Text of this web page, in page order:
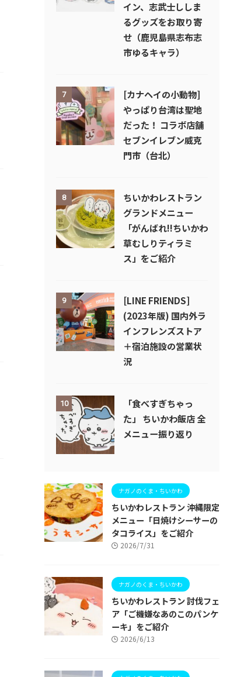
イン、志武士ししま
るグッズをお取り寄
せ（鹿児島県志布志
市ゆるキャラ）
7
[カナヘイの小動物]
やっぱり台湾は聖地
だった！ コラボ店舗
セブンイレブン威克
門市（台北）
8
ちいかわレストラン
グランドメニュー
「がんばれ!!ちいかわ
草むしりティラミ
ス」をご紹介
9
[LINE FRIENDS]
(2023年版) 国内外ラ
インフレンズストア
＋宿泊施設の営業状
況
10
「食べすぎちゃっ
た」 ちいかわ飯店 全
メニュー振り返り
ナガノのくま・ちいかわ
ちいかわレストラン 沖縄限定
メニュー「日焼けシーサーの
タコライス」をご紹介
2026/7/31
ナガノのくま・ちいかわ
ちいかわレストラン 討伐フェ
ア「ご機嫌なあのこのパンケ
ーキ」をご紹介
2026/6/13